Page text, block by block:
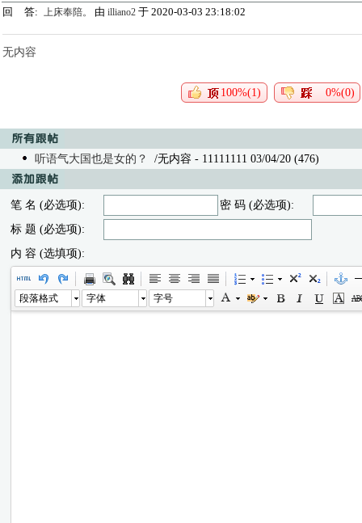
回 答: 上床奉陪。 由 illiano2 于 2020-03-03 23:18:02
无内容
100%(1) 0%(0)
听语气大国也是女的？ /无内容 - 11111111 03/04/20 (476)
笔 名 (必选项):
密 码 (必选项):
标 题 (必选项):
内 容 (选填项):
段落格式 字体 字号